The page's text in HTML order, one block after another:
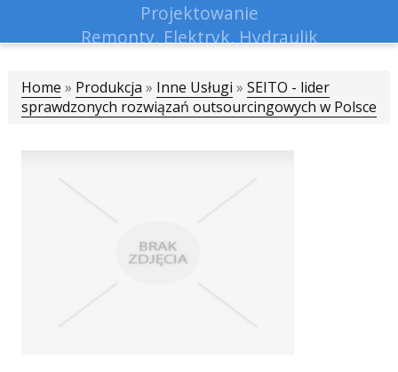
Projektowanie
Remonty, Elektryk, Hydraulik
Lokum
Drzwi i Okna
Domy, Mieszkania
Nauczanie
Placówki Edukacyjne
Kursy Językowe
Konferencje, Sale Szkoleniowe
Kursy i Szkolenia
Home » Produkcja » Inne Usługi » SEITO - lider
sprawdzonych rozwiązań outsourcingowych w Polsce